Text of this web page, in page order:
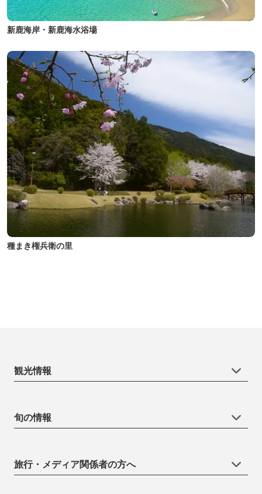
新鹿海岸・新鹿海水浴場
種まき権兵衛の里
観光情報
旬の情報
旅行・メディア関係者の方へ